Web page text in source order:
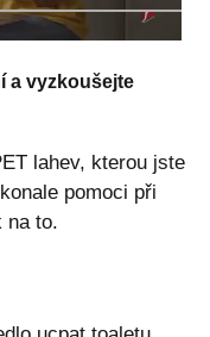
a vyzkoušejte
lahev, kterou jste
pomoci při
na to.